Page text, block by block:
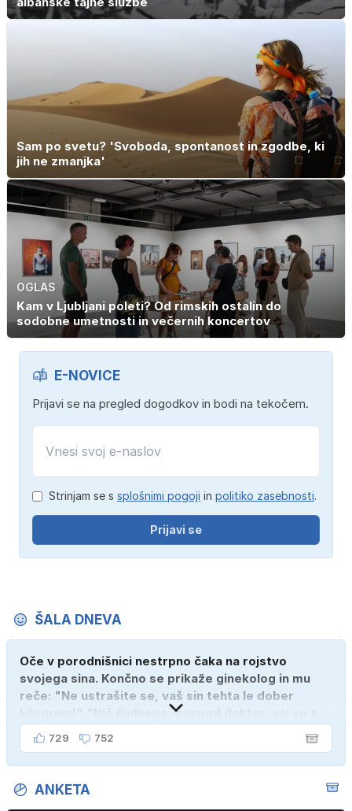
Sam po svetu? 'Svoboda, spontanost in zgodbe, ki
jih ne zmanjka'
OGLAS
Kam v Ljubljani poleti? Od rimskih ostalin do
sodobne umetnosti in večernih koncertov
E-NOVICE
Prijavi se na pregled dogodkov in bodi na tekočem.
Strinjam se s splošnimi pogoji in politiko zasebnosti.
Prijavi se
ŠALA DNEVA
Oče v porodnišnici nestrpno čaka na rojstvo
svojega sina. Končno se prikaže ginekolog in mu
reče: "Ne ustrašite se, vaš sin tehta le dober
kilogram!" "Nič čudnega, gospod doktor, saj se z
ženo poznava šele tri mesece."
729 752
ANKETA